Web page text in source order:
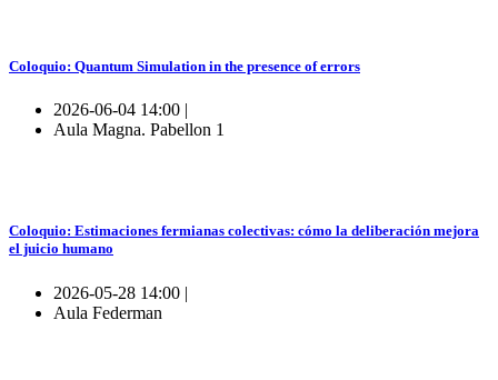
Coloquio: Quantum Simulation in the presence of errors
2026-06-04 14:00 |
Aula Magna. Pabellon 1
Coloquio: Estimaciones fermianas colectivas: cómo la deliberación mejora
el juicio humano
2026-05-28 14:00 |
Aula Federman